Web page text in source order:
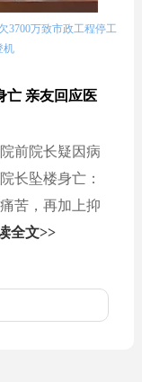
3700万致市政工程停工
机
亡 亲友回应医
前院长疑因病
长坠楼身亡：
苦，再加上抑
全文>>